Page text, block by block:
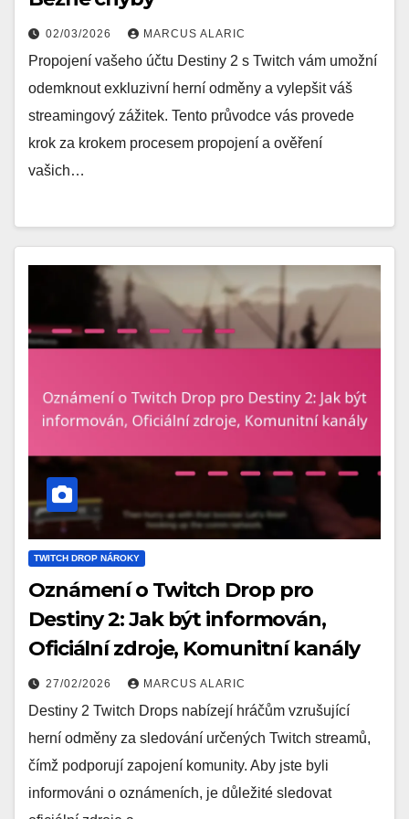
02/03/2026 MARCUS ALARIC
Propojení vašeho účtu Destiny 2 s Twitch vám umožní
odemknout exkluzivní herní odměny a vylepšit váš
streamingový zážitek. Tento průvodce vás provede
krok za krokem procesem propojení a ověření
vašich…
TWITCH DROP NÁROKY
Oznámení o Twitch Drop pro
Destiny 2: Jak být informován,
Oficiální zdroje, Komunitní kanály
27/02/2026 MARCUS ALARIC
Destiny 2 Twitch Drops nabízejí hráčům vzrušující
herní odměny za sledování určených Twitch streamů,
čímž podporují zapojení komunity. Aby jste byli
informováni o oznámeních, je důležité sledovat